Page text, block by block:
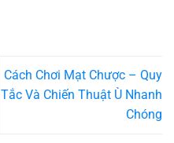
Cách Chơi Mạt Chược – Quy
Tắc Và Chiến Thuật Ù Nhanh
Chóng